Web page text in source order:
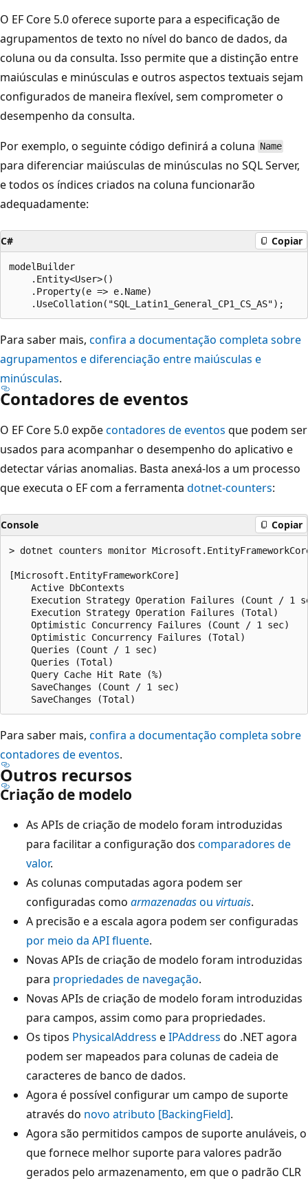
O EF Core 5.0 oferece suporte para a especificação de
agrupamentos de texto no nível do banco de dados, da
coluna ou da consulta. Isso permite que a distinção entre
maiúsculas e minúsculas e outros aspectos textuais sejam
configurados de maneira flexível, sem comprometer o
desempenho da consulta.
Por exemplo, o seguinte código definirá a coluna Name
para diferenciar maiúsculas de minúsculas no SQL Server,
e todos os índices criados na coluna funcionarão
adequadamente:
C# Copiar
modelBuilder
    .Entity<User>()
    .Property(e => e.Name)
Para saber mais, confira a documentação completa sobre
agrupamentos e diferenciação entre maiúsculas e
minúsculas.
Contadores de eventos
O EF Core 5.0 expõecontadores de eventos que podem ser
usados para acompanhar o desempenho do aplicativo e
detectar várias anomalias. Basta anexá-los a um processo
que executa o EF com a ferramenta dotnet-counters:
Console Copiar
> dotnet counters monitor
[Microsoft.EntityFrameworkCore]
Active DbContexts
Execution Strategy Operation Failures (Count / 1
Execution Strategy Operation Failures (Total)
Optimistic Concurrency Failures (Count / 1 sec)
Optimistic Concurrency Failures (Total)
Queries (Count / 1 sec)
Queries (Total)
Query Cache Hit Rate (%)
SaveChanges (Count / 1 sec)
Para saber mais, confira a documentação completa sobre
contadores de eventos.
Outros recursos
Criação de modelo
As APIs de criação de modelo foram introduzidas
para facilitar a configuração dos comparadores de
valor.
As colunas computadas agora podem ser
configuradas como armazenadasou virtuais.
A precisão e a escala agora podem ser configuradas
por meio da API fluente.
Novas APIs de criação de modelo foram introduzidas
para propriedades de navegação.
Novas APIs de criação de modelo foram introduzidas
para campos, assim como para propriedades.
Os tipos PhysicalAddress eIPAddress do .NET agora
podem ser mapeados para colunas de cadeia de
caracteres de banco de dados.
Agora é possível configurar um campo de suporte
através do novo atributo [BackingField].
Agora são permitidos campos de suporte anuláveis, o
que fornece melhor suporte para valores padrão
gerados pelo armazenamento, em que o padrão CLR